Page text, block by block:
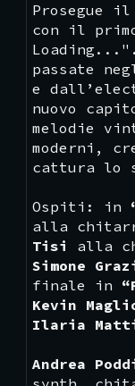
Prosegue
con il
passate
e
nuovo
melodie
moderni,
cattura lo
Ospiti: in
alla
Tisi alla
Simone
finale in “
Kevin
Ilaria
Andrea